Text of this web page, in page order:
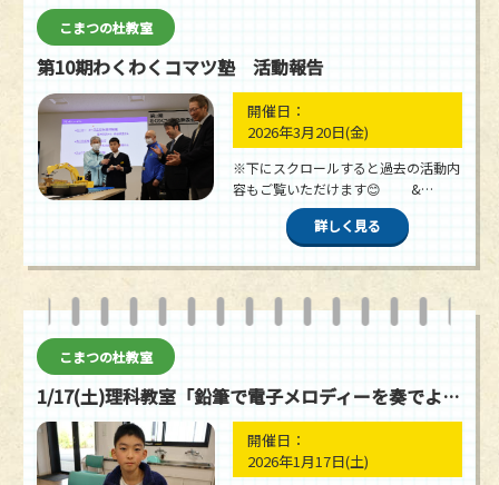
こまつの杜教室
第10期わくわくコマツ塾 活動報告
開催日：
2026年3月20日(金)
※下にスクロールすると過去の活動内
容もご覧いただけます😊 &…
詳しく見る
こまつの杜教室
1/17(土)理科教室「鉛筆で電子メロディーを奏でよう」
開催日：
2026年1月17日(土)